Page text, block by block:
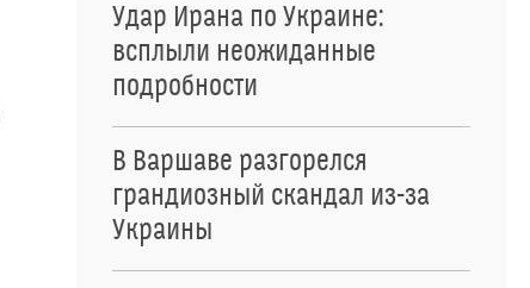
Удар Ирана по Украине:
всплыли неожиданные
подробности
В Варшаве разгорелся
грандиозный скандал из-за
Украины